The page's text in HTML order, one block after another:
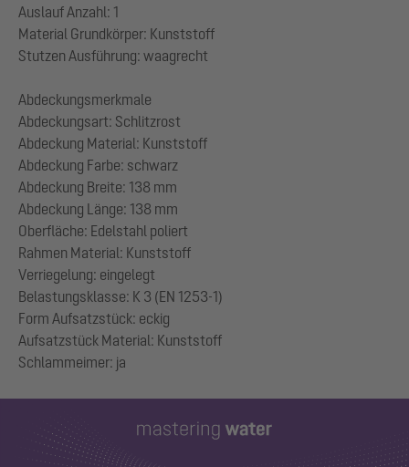
Auslauf Anzahl: 1
Material Grundkörper: Kunststoff
Stutzen Ausführung: waagrecht
Abdeckungsmerkmale
Abdeckungsart: Schlitzrost
Abdeckung Material: Kunststoff
Abdeckung Farbe: schwarz
Abdeckung Breite: 138 mm
Abdeckung Länge: 138 mm
Oberfläche: Edelstahl poliert
Rahmen Material: Kunststoff
Verriegelung: eingelegt
Belastungsklasse: K 3 (EN 1253-1)
Form Aufsatzstück: eckig
Aufsatzstück Material: Kunststoff